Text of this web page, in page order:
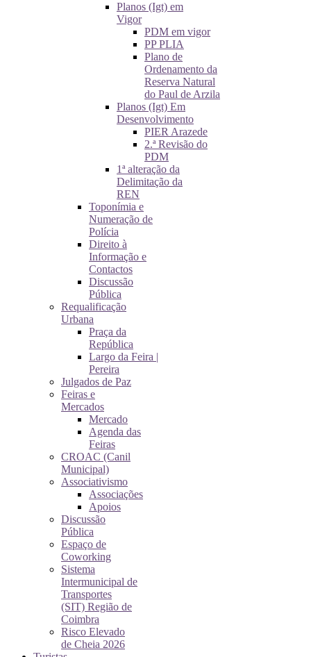
Planos (Igt) em
Vigor
PDM em vigor
PP PLIA
Plano de
Ordenamento da
Reserva Natural
do Paul de Arzila
Planos (Igt) Em
Desenvolvimento
PIER Arazede
2.ª Revisão do
PDM
1ª alteração da
Delimitação da
REN
Toponímia e
Numeração de
Polícia
Direito à
Informação e
Contactos
Discussão
Pública
Requalificação
Urbana
Praça da
República
Largo da Feira |
Pereira
Julgados de Paz
Feiras e
Mercados
Mercado
Agenda das
Feiras
CROAC (Canil
Municipal)
Associativismo
Associações
Apoios
Discussão
Pública
Espaço de
Coworking
Sistema
Intermunicipal de
Transportes
(SIT) Região de
Coimbra
Risco Elevado
de Cheia 2026